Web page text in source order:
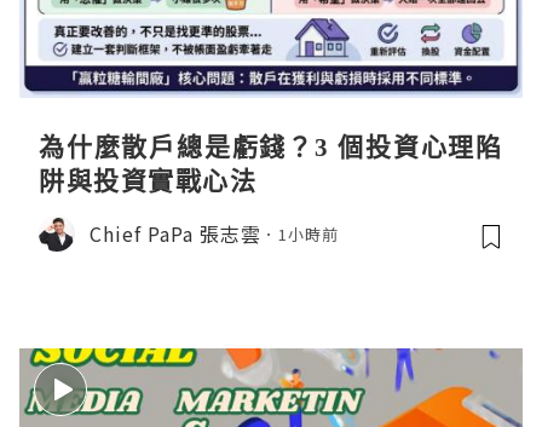
為什麼散戶總是虧錢？3 個投資心理陷
阱與投資實戰心法
Chief PaPa 張志雲 1小時前